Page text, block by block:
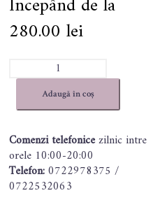
280.00lei
Buchet
00200
Adaugă în coș
Comenzi telefonicezilnic intre
orele 10:00-20:00
Telefon:0722978375 /
0722532063